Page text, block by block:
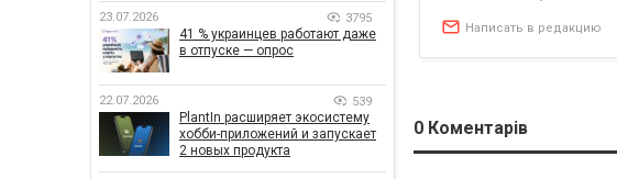
Написать в редакцию
0 Коментарів
23.07.2026 3795
41 % украинцев работают даже
в отпуске — опрос
22.07.2026 539
PlantIn расширяет экосистему
хобби-приложений и запускает
2 новых продукта